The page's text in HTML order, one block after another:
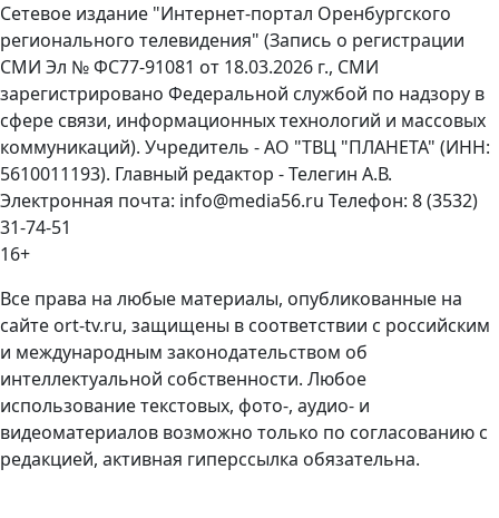
Сетевое издание "Интернет-портал Оренбургского
регионального телевидения" (Запись о регистрации
СМИ Эл № ФС77-91081 от 18.03.2026 г., СМИ
зарегистрировано Федеральной службой по надзору в
сфере связи, информационных технологий и массовых
коммуникаций). Учредитель - АО "ТВЦ "ПЛАНЕТА" (ИНН:
5610011193). Главный редактор - Телегин А.В.
Электронная почта: info@media56.ru Телефон: 8 (3532)
31-74-51
16+
Все права на любые материалы, опубликованные на
сайте ort-tv.ru, защищены в соответствии с российским
и международным законодательством об
интеллектуальной собственности. Любое
использование текстовых, фото-, аудио- и
видеоматериалов возможно только по согласованию с
редакцией, активная гиперссылка обязательна.